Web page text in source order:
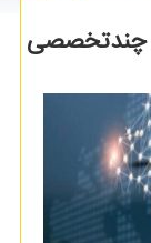
چندتخصصی